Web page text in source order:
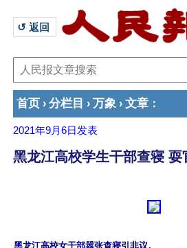
↺ 返回
首页 › 分栏目 › 万象 › 文章 ：
2021年9月6日 发表
黑龙江高校学生干部查寝 耍